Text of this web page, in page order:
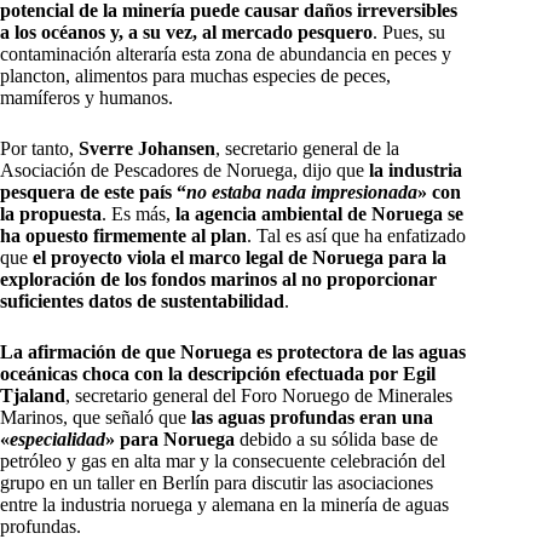
potencial de la minería puede causar daños irreversibles
a los océanos y, a su vez, al mercado pesquero. Pues, su
contaminación alteraría esta zona de abundancia en peces y
plancton, alimentos para muchas especies de peces,
mamíferos y humanos.
Por tanto, Sverre Johansen, secretario general de la
Asociación de Pescadores de Noruega, dijo que la industria
pesquera de este país “no estaba nada impresionada» con
la propuesta. Es más, la agencia ambiental de Noruega se
ha opuesto firmemente al plan. Tal es así que ha enfatizado
que el proyecto viola el marco legal de Noruega para la
exploración de los fondos marinos al no proporcionar
suficientes datos de sustentabilidad.
La afirmación de que Noruega es protectora de las aguas
oceánicas choca con la descripción efectuada por Egil
Tjaland, secretario general del Foro Noruego de Minerales
Marinos, que señaló que las aguas profundas eran una
«especialidad» para Noruega debido a su sólida base de
petróleo y gas en alta mar y la consecuente celebración del
grupo en un taller en Berlín para discutir las asociaciones
entre la industria noruega y alemana en la minería de aguas
profundas.